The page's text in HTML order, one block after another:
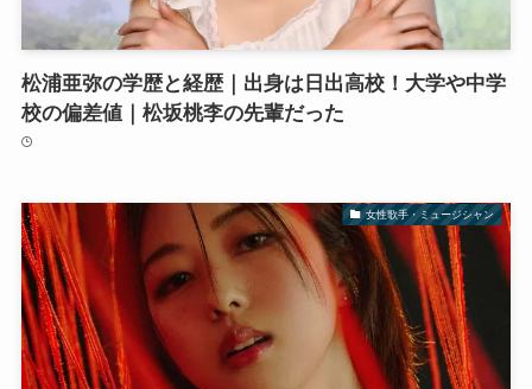
松浦亜弥の学歴と経歴｜出身は日出高校！大学や中学
校の偏差値｜松坂桃李の先輩だった
女性歌手・ミュージシャン